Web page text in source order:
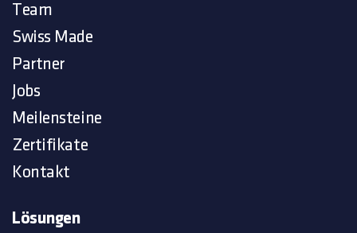
Team
Swiss Made
Partner
Jobs
Meilensteine
Zertifikate
Kontakt
Lösungen